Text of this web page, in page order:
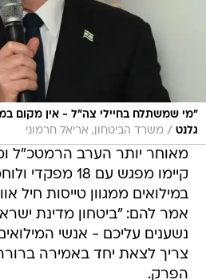
"מי שמשתלח בחיילי צה"ל - אין מקום
גלנט / משרד הביטחון, אריאל חרמוני
מאוחר יותר הערב הרמטכ"ל
קיימו מפגש עם 18
במילואים ממגוון טייסות חיל
אמר להם: "ביטחון מדינת
נשענים עליכם - אנשי
צריך לצאת יחד באמירה
הפרק.